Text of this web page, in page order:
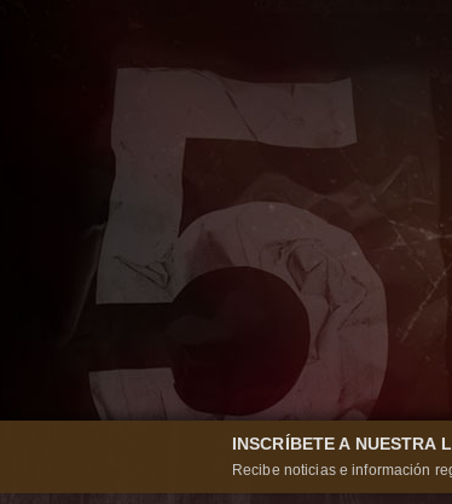
INSCRÍBETE A NUESTRA
Recibe noticias e información